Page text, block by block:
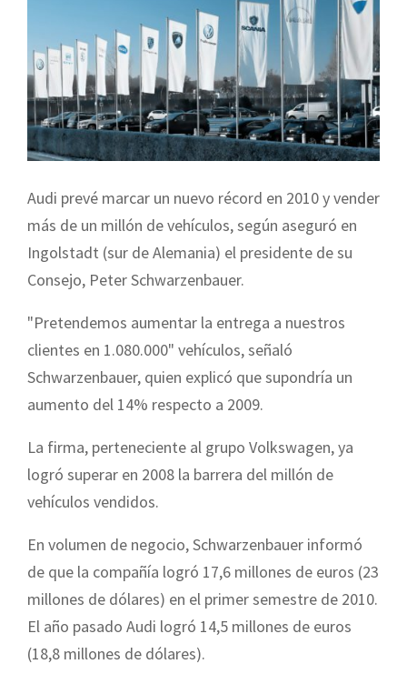
Audi prevé marcar un nuevo récord en 2010 y vender
más de un millón de vehículos, según aseguró en
Ingolstadt (sur de Alemania) el presidente de su
Consejo, Peter Schwarzenbauer.
"Pretendemos aumentar la entrega a nuestros
clientes en 1.080.000" vehículos, señaló
Schwarzenbauer, quien explicó que supondría un
aumento del 14% respecto a 2009.
La firma, perteneciente al grupo Volkswagen, ya
logró superar en 2008 la barrera del millón de
vehículos vendidos.
En volumen de negocio, Schwarzenbauer informó
de que la compañía logró 17,6 millones de euros (23
millones de dólares) en el primer semestre de 2010.
El año pasado Audi logró 14,5 millones de euros
(18,8 millones de dólares).